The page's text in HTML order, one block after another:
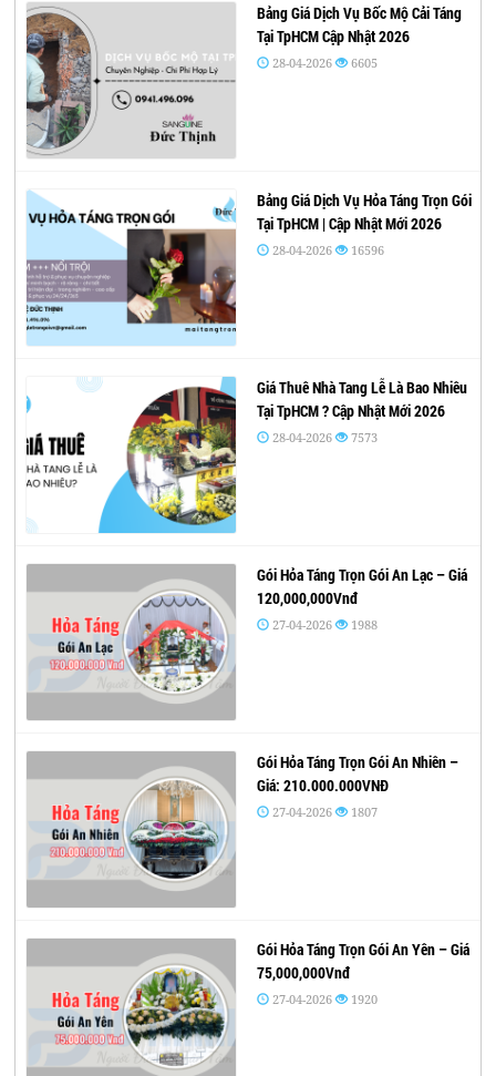
Bảng Giá Dịch Vụ Bốc Mộ Cải Táng
Tại TpHCM Cập Nhật 2026
28-04-2026 6605
Bảng Giá Dịch Vụ Hỏa Táng Trọn Gói
Tại TpHCM | Cập Nhật Mới 2026
28-04-2026 16596
Giá Thuê Nhà Tang Lễ Là Bao Nhiêu
Tại TpHCM ? Cập Nhật Mới 2026
28-04-2026 7573
Gói Hỏa Táng Trọn Gói An Lạc – Giá
120,000,000Vnđ
27-04-2026 1988
Gói Hỏa Táng Trọn Gói An Nhiên –
Giá: 210.000.000VNĐ
27-04-2026 1807
Gói Hỏa Táng Trọn Gói An Yên – Giá
75,000,000Vnđ
27-04-2026 1920